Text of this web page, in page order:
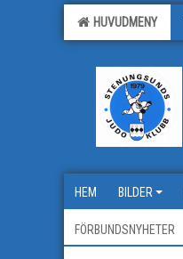
HUVUDMENY
HEM BILDER
FÖRBUNDSNYHETER